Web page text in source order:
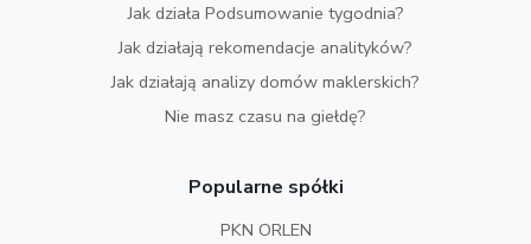
Jak działa Podsumowanie tygodnia?
Jak działają rekomendacje analityków?
Jak działają analizy domów maklerskich?
Nie masz czasu na giełdę?
Popularne spółki
PKN ORLEN